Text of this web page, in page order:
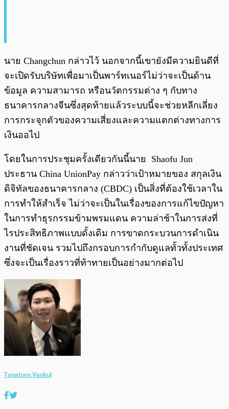
นาย Changchun กล่าวไว้ นอกจากนี้เขายังมีความยินดีที่
จะเปิดรับบริษัทเพื่อมาเป็นพาร์ทเนอร์ไม่ว่าจะเป็นด้าน
ข้อมูล ความสามารถ หรือนวัตกรรมต่าง ๆ กับทาง
ธนาคารกลางจีนซึ่งสุดท้ายแล้วระบบนี้จะช่วยหลีกเลี่ยง
การกระจุกตัวของความเสี่ยงและความแตกต่างทางการ
เงินออไป
โดยในการประชุมครั้งเดียวกันนี้นาย Shaofu Jun
ประธาน China UnionPay กล่าวว่าเป้าหมายของ สกุลเงิน
ดิจิทัลของธนาคารกลาง (CBDC) เป็นสิ่งที่ต้องใช้เวลาใน
การทำให้สำเร็จ ไม่ว่าจะเป็นในเรื่องของการแก้ไขปัญหา
ในการทำธุรกรรมข้ามพรมแดน ความล่าช้าในการส่งที่
ไรประสิทธิภาพแบบดั้งเดิม การขาดกระบวนการดำเนิน
งานที่ชัดเจน รวมไปถึงกรอบการกำกับดูแลทั้วทั้งประเทศ
ซึ่งจะเป็นเรื่องราวที่ท้าทายเป็นอย่างมากต่อไป
Tanatorn Vaskul